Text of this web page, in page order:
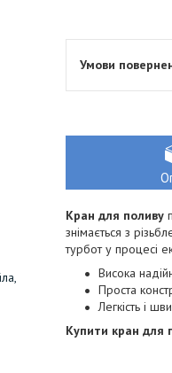
Кран для поливу
знімається з
турбот у процесі
Висока
Проста
Легкість і
Купити кран для